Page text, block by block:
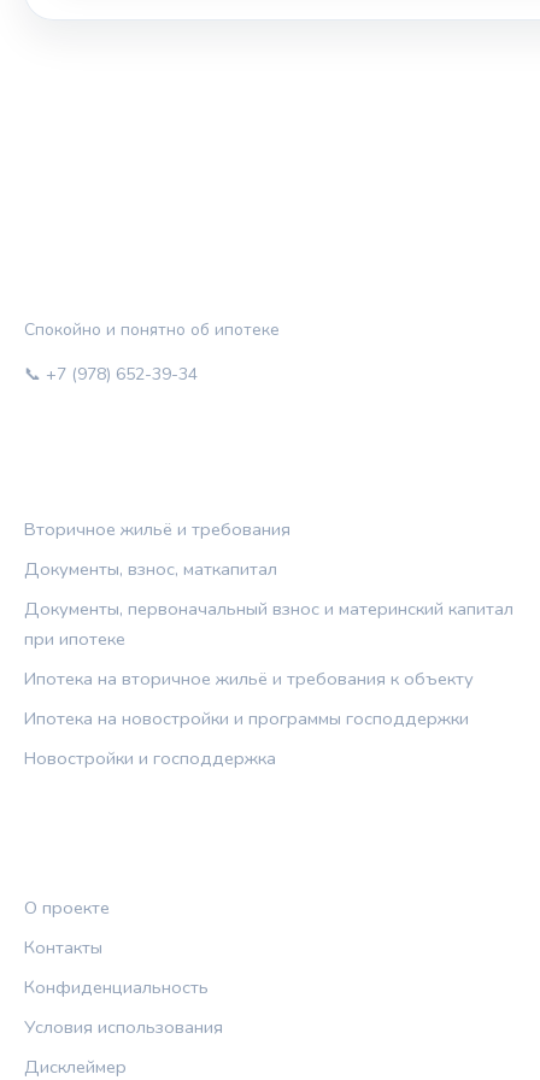
Спокойно и понятно об ипотеке
📞 +7 (978) 652-39-34
Вторичное жильё и требования
Документы, взнос, маткапитал
Документы, первоначальный взнос и материнский капитал
при ипотеке
Ипотека на вторичное жильё и требования к объекту
Ипотека на новостройки и программы господдержки
Новостройки и господдержка
О проекте
Контакты
Конфиденциальность
Условия использования
Дисклеймер